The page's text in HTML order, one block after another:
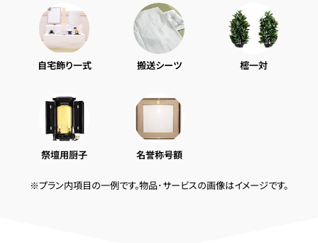
自宅飾り一式 搬送シーツ 樒一対
祭壇用厨子 名誉称号額
※プラン内項目の一例です。物品･サービスの画像はイメージです。